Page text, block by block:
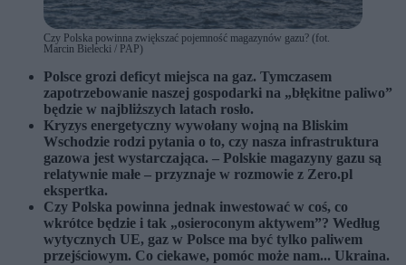
Czy Polska powinna zwiększać pojemność magazynów gazu? (fot.
Marcin Bielecki / PAP)
Polsce grozi deficyt miejsca na gaz. Tymczasem
zapotrzebowanie naszej gospodarki na „błękitne paliwo”
będzie w najbliższych latach rosło.
Kryzys energetyczny wywołany wojną na Bliskim
Wschodzie rodzi pytania o to, czy nasza infrastruktura
gazowa jest wystarczająca. – Polskie magazyny gazu są
relatywnie małe – przyznaje w rozmowie z Zero.pl
ekspertka.
Czy Polska powinna jednak inwestować w coś, co
wkrótce będzie i tak „osieroconym aktywem”? Według
wytycznych UE, gaz w Polsce ma być tylko paliwem
przejściowym. Co ciekawe, pomóc może nam... Ukraina.